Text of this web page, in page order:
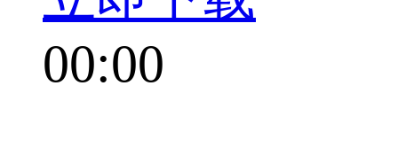
00:00